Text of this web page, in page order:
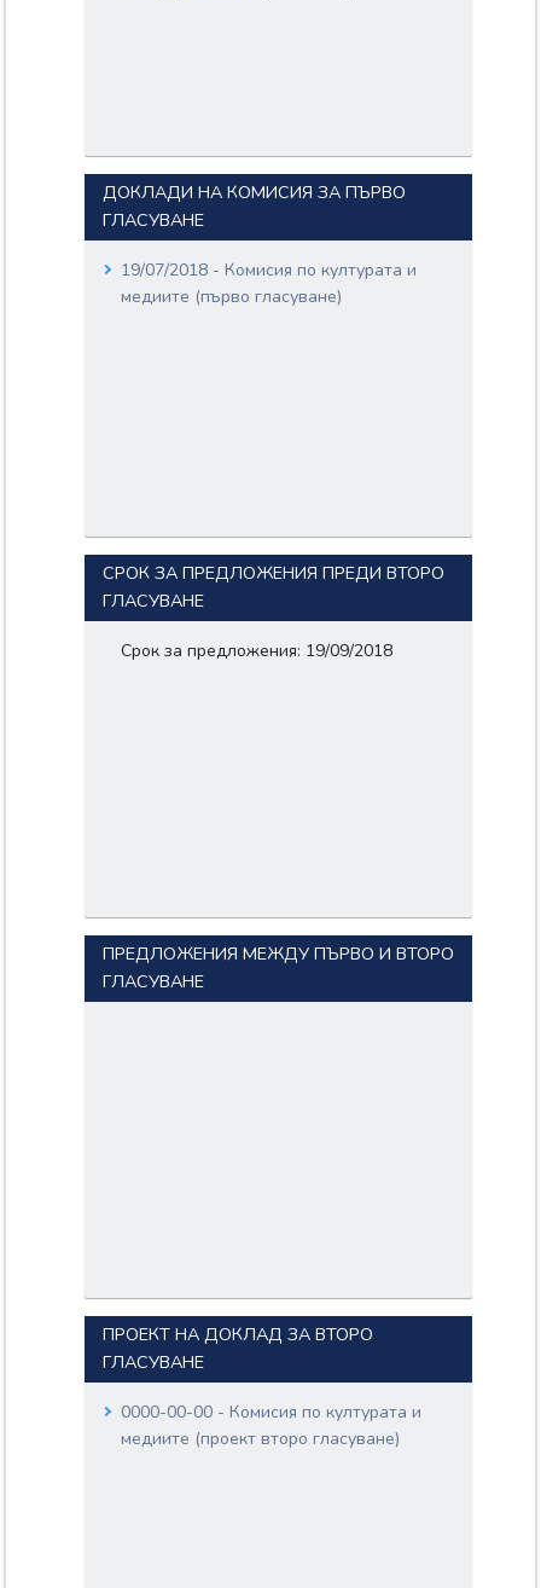
ДОКЛАДИ НА КОМИСИЯ ЗА ПЪРВО
ГЛАСУВАНЕ
19/07/2018 - Комисия по културата и
медиите (първо гласуване)
СРОК ЗА ПРЕДЛОЖЕНИЯ ПРЕДИ ВТОРО
ГЛАСУВАНЕ
Срок за предложения: 19/09/2018
ПРЕДЛОЖЕНИЯ МЕЖДУ ПЪРВО И ВТОРО
ГЛАСУВАНЕ
ПРОЕКТ НА ДОКЛАД ЗА ВТОРО
ГЛАСУВАНЕ
0000-00-00 - Комисия по културата и
медиите (проект второ гласуване)